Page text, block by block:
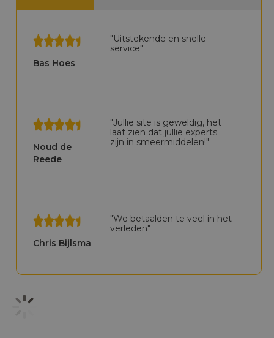
Bas Hoes
"Uitstekende en snelle
service"
Noud de
Reede
"Jullie site is geweldig, het
laat zien dat jullie experts
zijn in smeermiddelen!"
Chris Bijlsma
"We betaalden te veel in het
verleden"